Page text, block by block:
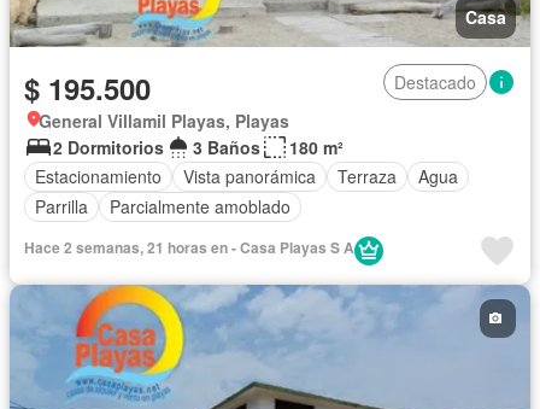
Casa
$ 195.500
Destacado
General Villamil Playas, Playas
2 Dormitorios
3 Baños
180 m²
Estacionamiento
Vista panorámica Terraza
Agua
Parrilla
Parcialmente amoblado
Hace 2 semanas, 21 horas en - Casa Playas S A